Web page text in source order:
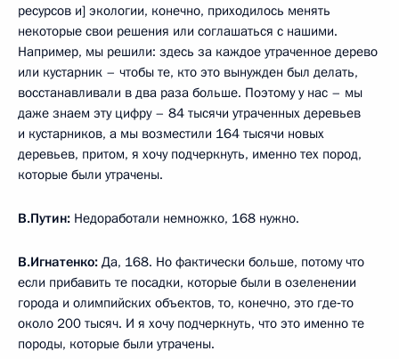
ресурсов и] экологии, конечно, приходилось менять
некоторые свои решения или соглашаться с нашими.
Например, мы решили: здесь за каждое утраченное дерево
или кустарник – чтобы те, кто это вынужден был делать,
восстанавливали в два раза больше. Поэтому у нас – мы
даже знаем эту цифру – 84 тысячи утраченных деревьев
и кустарников, а мы возместили 164 тысячи новых
деревьев, притом, я хочу подчеркнуть, именно тех пород,
которые были утрачены.
В.Путин: Недоработали немножко, 168 нужно.
В.Игнатенко: Да, 168. Но фактически больше, потому что
если прибавить те посадки, которые были в озеленении
города и олимпийских объектов, то, конечно, это где‑то
около 200 тысяч. И я хочу подчеркнуть, что это именно те
породы, которые были утрачены.